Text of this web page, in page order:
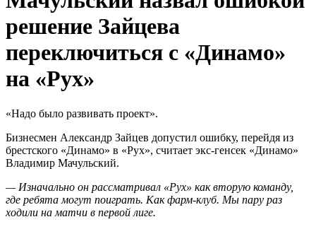
решение Зайцева
переключиться с «Динамо»
на «Рух»
«Надо было развивать проект».
Бизнесмен Александр Зайцев допустил ошибку, перейдя из
брестского «Динамо» в «Рух», считает экс-генсек «Динамо»
Владимир Мачульский.
— Изначально он рассматривал «Рух» как вторую команду,
где ребята могут поиграть. Как фарм-клуб. Мы пару раз
ходили на матчи в первой лиге.